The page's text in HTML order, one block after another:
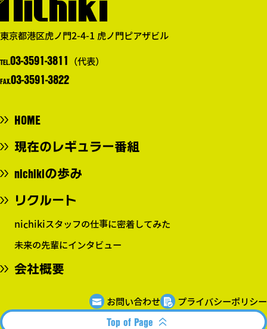
東京都港区虎ノ門2-4-1 虎ノ門ピアザビル
TEL.03-3591-3811 （代表）
FAX.03-3591-3822
HOME
現在のレギュラー番組
nichikiの歩み
リクルート
nichikiスタッフの仕事に密着してみた
未来の先輩にインタビュー
会社概要
お問い合わせ プライバシーポリシー
Top of Page